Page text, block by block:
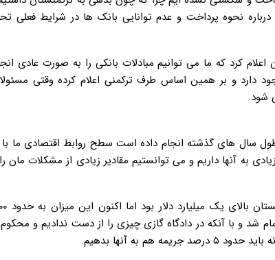
نحوه پرداخت و عدم توانایی بانک ها در شرایط فعلی
اعلام کرد که ما می توانیم مبادلات بانکی را به صورت عادی
دارد و بر همین اساس طرف ترکمنی اعلام کرده وقتی
شود.
سال های گذشته انجام داده است سطح روابط اقتصادی ما
به آنها داریم و می توانستیم مقادیر زیادی از مشکلات مان
شد و با آنکه در دادگاه گازی چیزی را از دست ندادیم و
به آنها بدهیم.